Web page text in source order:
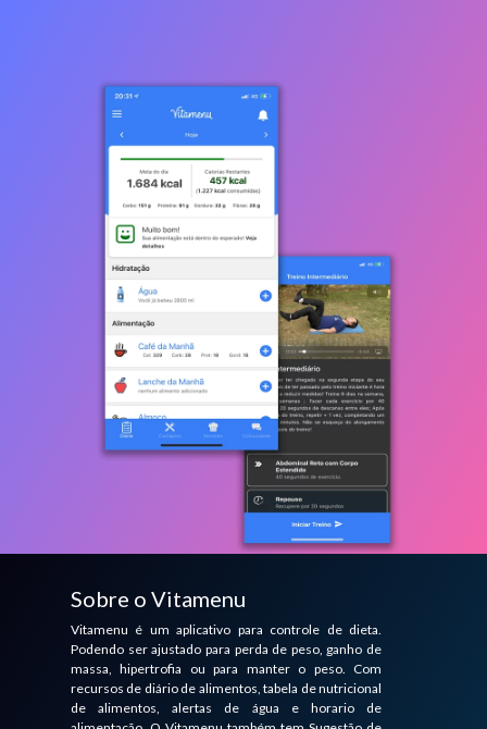
Sobre o Vitamenu
Vitamenu é um aplicativo para controle de dieta.
Podendo ser ajustado para perda de peso, ganho de
massa, hipertrofia ou para manter o peso. Com
recursos de diário de alimentos, tabela de nutricional
de alimentos, alertas de água e horario de